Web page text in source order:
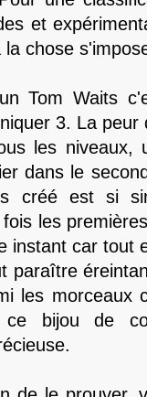
et
la chose
Tom Waits
3. La
les niveaux,
dans le
créé est si
les
instant car tout
paraître
les
ce bijou de